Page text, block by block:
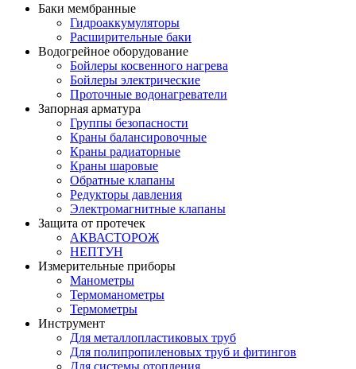
Баки мембранные
Гидроаккумуляторы
Расширительные баки
Водогрейное оборудование
Бойлеры косвенного нагрева
Бойлеры электрические
Проточные водонагреватели
Запорная арматура
Группы безопасности
Краны балансировочные
Краны радиаторные
Краны шаровые
Обратные клапаны
Редукторы давления
Электромагнитные клапаны
Защита от протечек
АКВАСТОРОЖ
НЕПТУН
Измерительные приборы
Манометры
Термоманометры
Термометры
Инструмент
Для металлопластиковых труб
Для полипропиленовых труб и фитингов
Для системы отопления